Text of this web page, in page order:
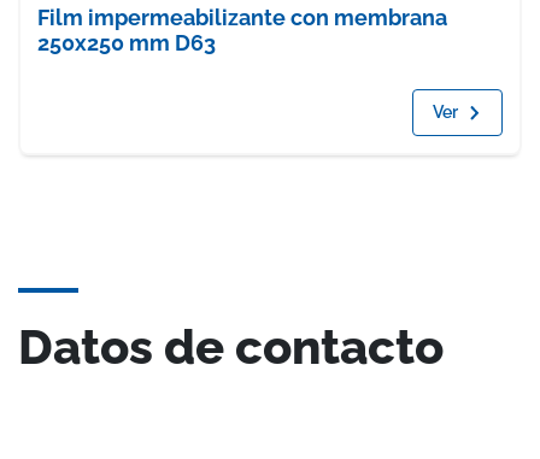
Film impermeabilizante con membrana
250x250 mm D63
Ver
Datos de contacto